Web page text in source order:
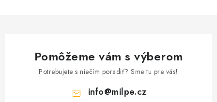
Pomôžeme vám s výberom
Potrebujete s niečím poradiť? Sme tu pre vás!
info@milpe.cz